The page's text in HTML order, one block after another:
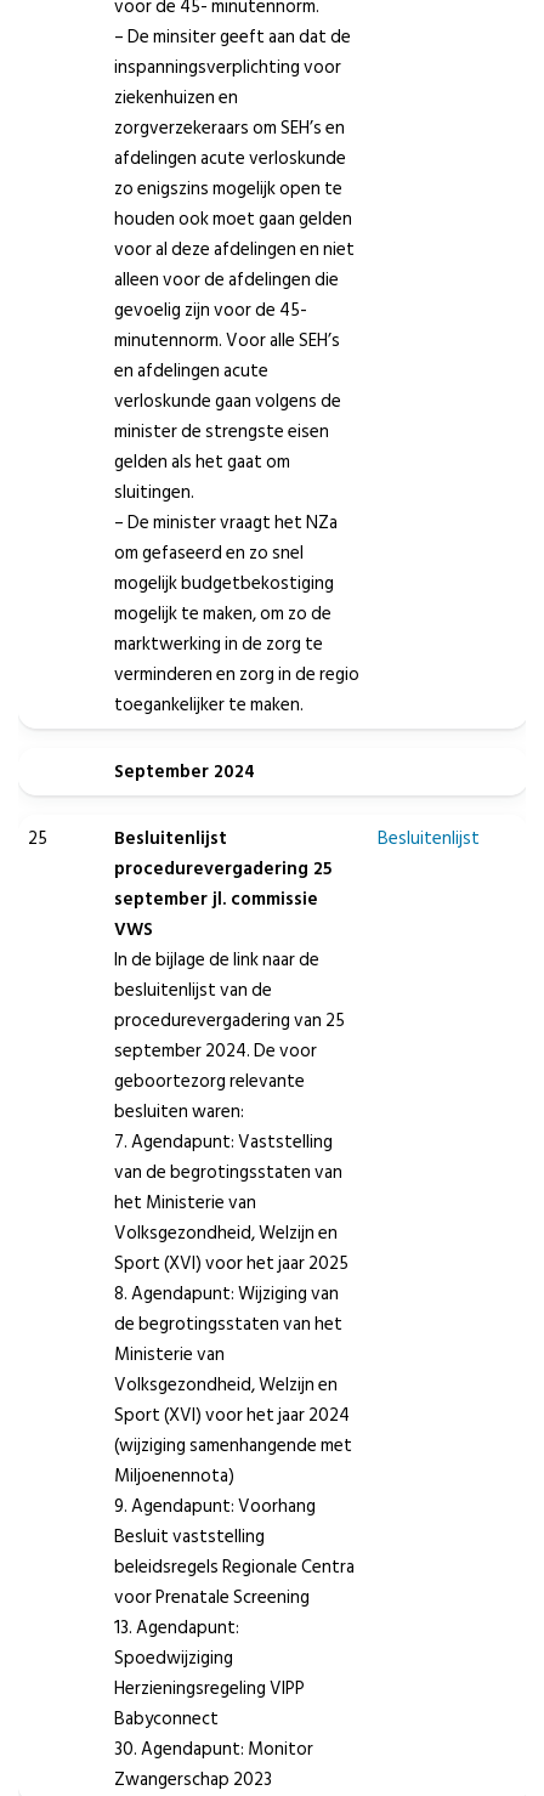
voor de 45- minutennorm.
– De minsiter geeft aan dat de
inspanningsverplichting voor
ziekenhuizen en
zorgverzekeraars om SEH’s en
afdelingen acute verloskunde
zo enigszins mogelijk open te
houden ook moet gaan gelden
voor al deze afdelingen en niet
alleen voor de afdelingen die
gevoelig zijn voor de 45-
minutennorm. Voor alle SEH’s
en afdelingen acute
verloskunde gaan volgens de
minister de strengste eisen
gelden als het gaat om
sluitingen.
– De minister vraagt het NZa
om gefaseerd en zo snel
mogelijk budgetbekostiging
mogelijk te maken, om zo de
marktwerking in de zorg te
verminderen en zorg in de regio
toegankelijker te maken.
September 2024
25
Besluitenlijst
procedurevergadering 25
september jl. commissie
VWS
In de bijlage de link naar de
besluitenlijst van de
procedurevergadering van 25
september 2024. De voor
geboortezorg relevante
besluiten waren:
7. Agendapunt: Vaststelling
van de begrotingsstaten van
het Ministerie van
Volksgezondheid, Welzijn en
Sport (XVI) voor het jaar 2025
8. Agendapunt: Wijziging van
de begrotingsstaten van het
Ministerie van
Volksgezondheid, Welzijn en
Sport (XVI) voor het jaar 2024
(wijziging samenhangende met
Miljoenennota)
9. Agendapunt: Voorhang
Besluit vaststelling
beleidsregels Regionale Centra
voor Prenatale Screening
13. Agendapunt:
Spoedwijziging
Herzieningsregeling VIPP
Babyconnect
30. Agendapunt: Monitor
Zwangerschap 2023
Besluitenlijst